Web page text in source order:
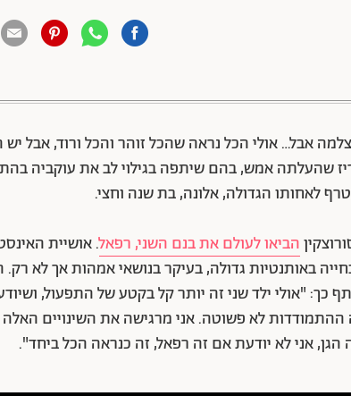
אבל… אולי הכל נראה שהכל זוהר והכל ורוד, אבל
שהעלתה אמש, בהם שיתפה בגילוי לב את עוקביה
לאחותו הגדולה, אלונה, בת שנה וחצי.
הביאו לעולם את בנם השני, רפאל. אושיית
באותנטיות גדולה, בעיקר בנושאי אמהות אך לא
"אולי ילד שני זה יותר קל בקטע של התפעול,
לא פשוטה. אני מרגישה את השינויים האלה
אני לא יודעת אם זה רפאל, זה כנראה הכל ביחד".